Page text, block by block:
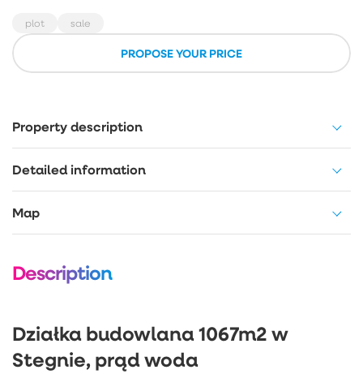
plot sale
PROPOSE YOUR PRICE
Property description
Detailed information
Map
Description
Działka budowlana 1067m2 w
Stegnie, prąd woda